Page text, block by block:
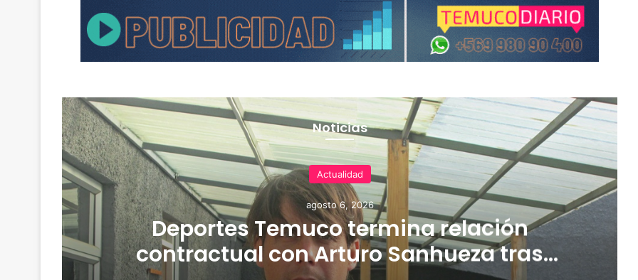
Noticias
Actualidad
agosto 6, 2026
Deportes Temuco termina relación
contractual con Arturo Sanhueza tras